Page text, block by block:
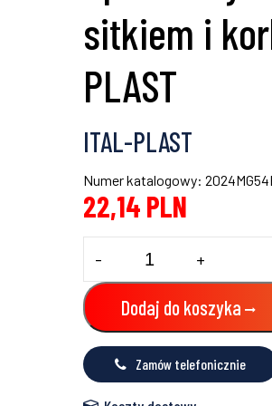
sitkiem i
PLAST
ITAL-PLAST
Numer katalogowy:
22,14 PLN
Spust
umywalkowy
z
sitkiem
korkiem
ITAL-
PLAST
- +
Dodaj do koszyka
Zamów telefonicznie